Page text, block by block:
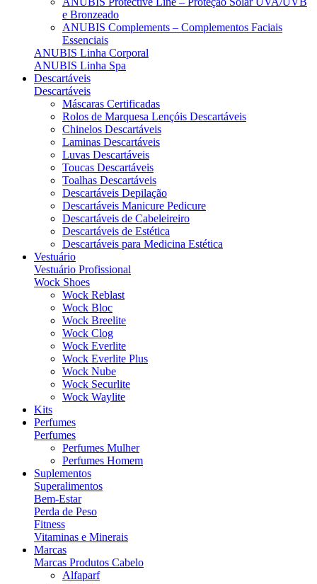
e Bronzeado
ANUBIS Complements – Complementos Faciais
Essenciais
ANUBIS Linha Corporal
ANUBIS Linha Spa
Descartáveis
Descartáveis
Máscaras Certificadas
Rolos de Marquesa Lençóis Descartáveis
Chinelos Descartáveis
Laminas Descartáveis
Luvas Descartáveis
Toucas Descartáveis
Toalhas Descartáveis
Descartáveis Depilação
Descartáveis Manicure Pedicure
Descartáveis de Cabeleireiro
Descartáveis de Estética
Descartáveis para Medicina Estética
Vestuário
Vestuário Profissional
Wock Shoes
Wock Reblast
Wock Bloc
Wock Breelite
Wock Clog
Wock Everlite
Wock Everlite Plus
Wock Nube
Wock Securlite
Wock Waylite
Kits
Perfumes
Perfumes
Perfumes Mulher
Perfumes Homem
Suplementos
Superalimentos
Bem-Estar
Perda de Peso
Fitness
Vitaminas e Minerais
Marcas
Marcas Produtos Cabelo
Alfaparf